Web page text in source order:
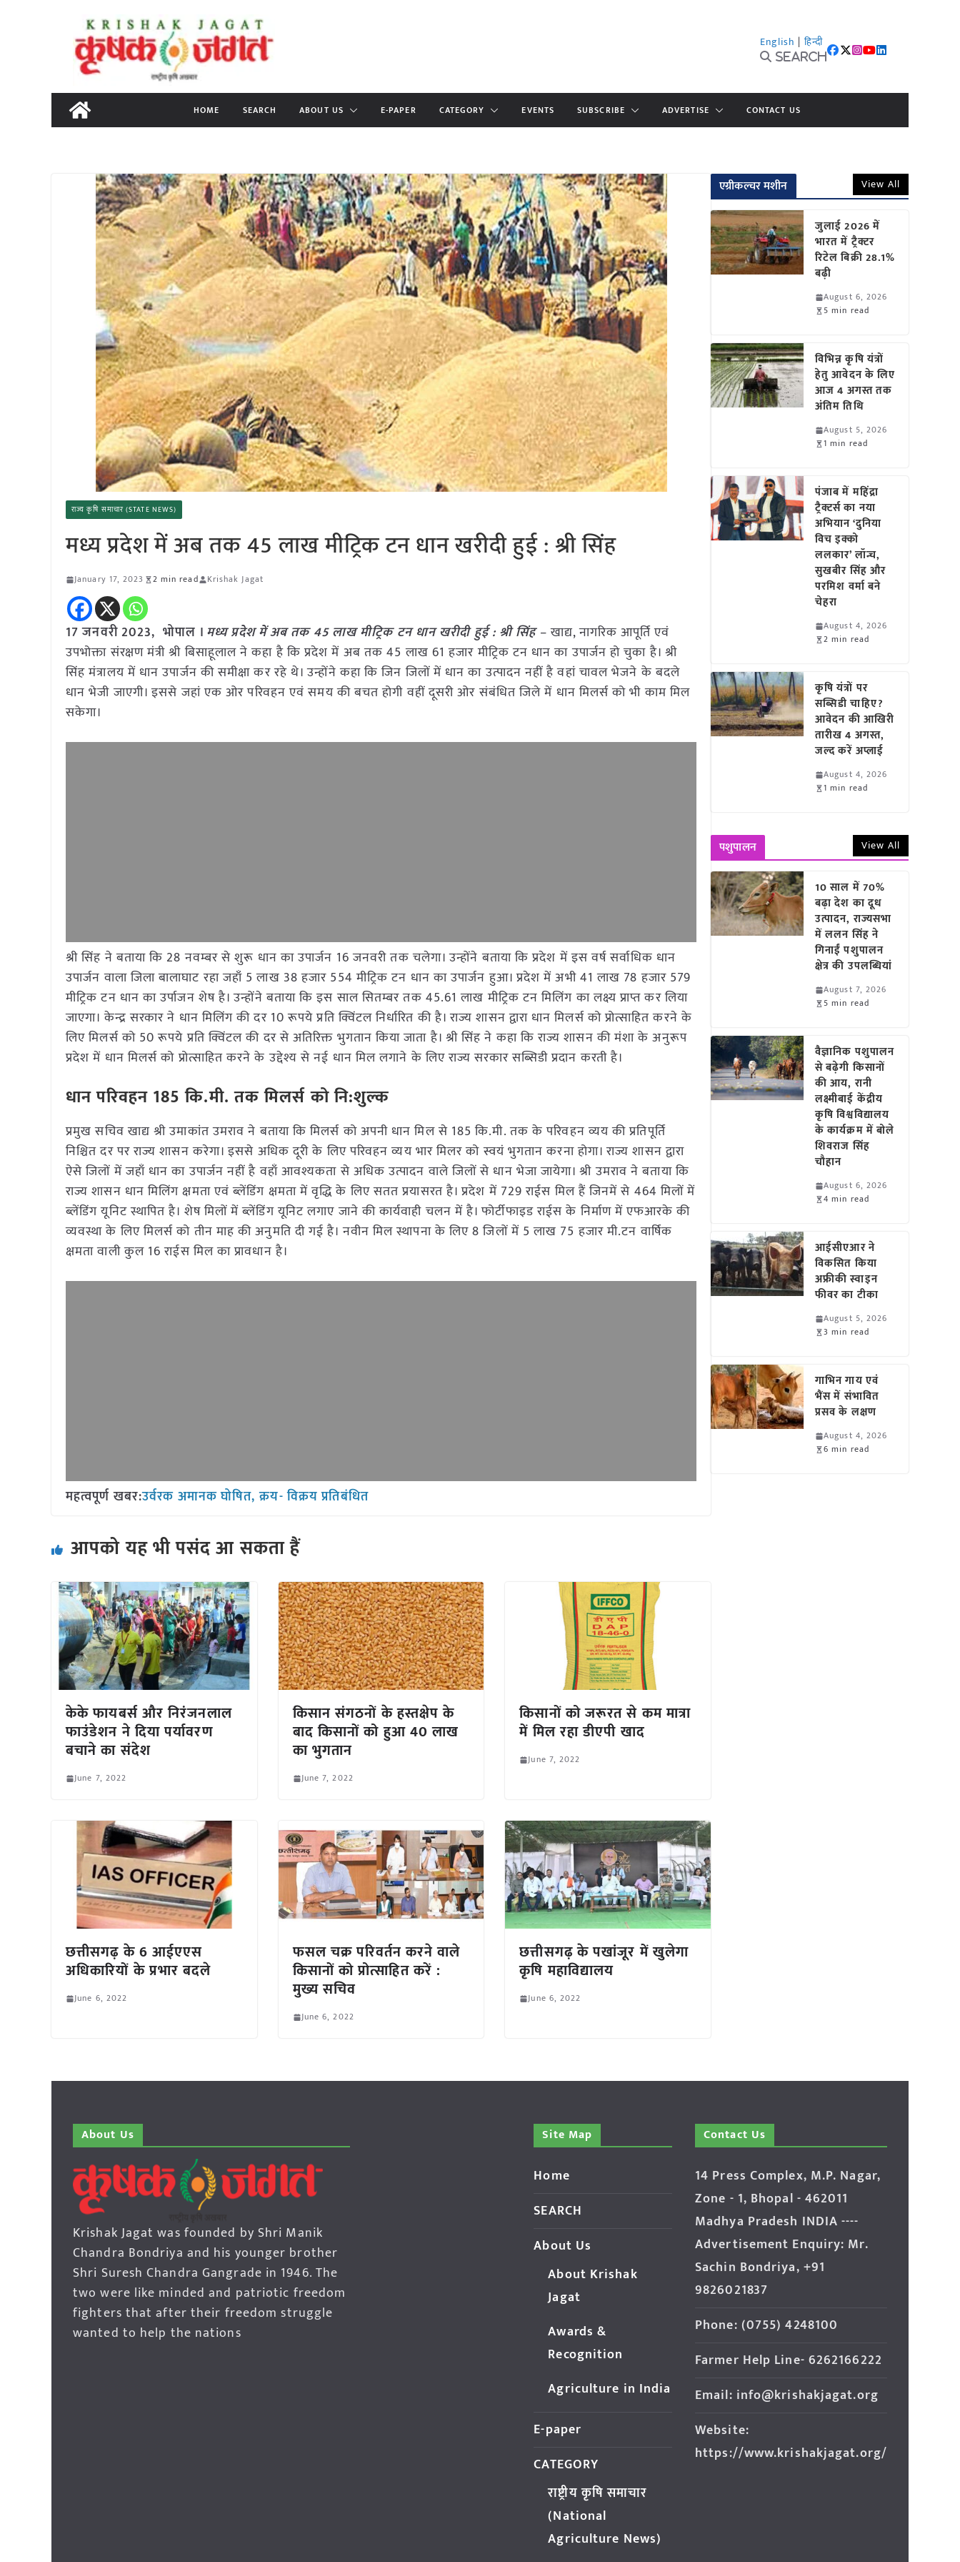
content
English | हिन्दी
Search
HOME SEARCH ABOUT US E-PAPER CATEGORY EVENTS SUBSCRIBE ADVERTISE CONTACT US
राज्य कृषि समाचार (STATE NEWS)
मध्य प्रदेश में अब तक 45 लाख मीट्रिक टन धान खरीदी हुई : श्री सिंह
January 17, 2023 2 min read Krishak Jagat
17 जनवरी 2023, भोपाल । मध्य प्रदेश में अब तक 45 लाख मीट्रिक टन धान खरीदी हुई : श्री सिंह– खाद्य, नागरिक आपूर्ति एवं
उपभोक्ता संरक्षण मंत्री श्री बिसाहूलाल ने कहा है कि प्रदेश में अब तक 45 लाख 61 हजार मीट्रिक टन धान का उपार्जन हो चुका है। श्री
सिंह मंत्रालय में धान उपार्जन की समीक्षा कर रहे थे। उन्होंने कहा कि जिन जिलों में धान का उत्पादन नहीं है वहां चावल भेजने के बदले
धान भेजी जाएगी। इससे जहां एक ओर परिवहन एवं समय की बचत होगी वहीं दूसरी ओर संबंधित जिले में धान मिलर्स को भी काम मिल
सकेगा।
श्री सिंह ने बताया कि 28 नवम्बर से शुरू धान का उपार्जन 16 जनवरी तक चलेगा। उन्होंने बताया कि प्रदेश में इस वर्ष सर्वाधिक धान
उपार्जन वाला जिला बालाघाट रहा जहाँ 5 लाख 38 हजार 554 मीट्रिक टन धान का उपार्जन हुआ। प्रदेश में अभी 41 लाख 78 हजार 579
मीट्रिक टन धान का उर्पाजन शेष है। उन्होंने बताया कि इस साल सितम्बर तक 45.61 लाख मीट्रिक टन मिलिंग का लक्ष्य प्राप्त कर लिया
जाएगा। केन्द्र सरकार ने धान मिलिंग की दर 10 रूपये प्रति क्विंटल निर्धारित की है। राज्य शासन द्वारा धान मिलर्स को प्रोत्साहित करने के
लिए मिलर्स को 50 रूपये प्रति क्विंटल की दर से अतिरिक्त भुगतान किया जाता है। श्री सिंह ने कहा कि राज्य शासन की मंशा के अनुरूप
प्रदेश में धान मिलर्स को प्रोत्साहित करने के उद्देश्य से नई धान मिल लगाने के लिए राज्य सरकार सब्सिडी प्रदान करती है।
धान परिवहन 185 कि.मी. तक मिलर्स को नि:शुल्क
प्रमुख सचिव खाद्य श्री उमाकांत उमराव ने बताया कि मिलर्स को अपनी धान मिल से 185 कि.मी. तक के परिवहन व्यय की प्रतिपूर्ति
निश्चित दर पर राज्य शासन करेगा। इससे अधिक दूरी के लिए परिवहन व्यय भार मिलर को स्वयं भुगतान करना होगा। राज्य शासन द्वारा
ऐसे जिलों में जहाँ धान का उपार्जन नहीं है वहाँ आवश्यकता से अधिक उत्पादन वाले जिलों से धान भेजा जायेगा। श्री उमराव ने बताया कि
राज्य शासन धान मिलिंग क्षमता एवं ब्लेंडिंग क्षमता में वृद्धि के लिए सतत प्रयासरत है। प्रदेश में 729 राईस मिल हैं जिनमें से 464 मिलों में
ब्लेंडिंग यूनिट स्थापित है। शेष मिलों में ब्लेंडिंग यूनिट लगाए जाने की कार्यवाही चलन में है। फोर्टीफाइड राईस के निर्माण में एफआरके की
व्यवस्था के लिए मिलर्स को तीन माह की अनुमति दी गई है। नवीन मिल स्थापना के लिए 8 जिलों में 5 लाख 75 हजार मी.टन वार्षिक
क्षमता वाली कुल 16 राईस मिल का प्रावधान है।
महत्वपूर्ण खबर:उर्वरक अमानक घोषित, क्रय- विक्रय प्रतिबंधित
आपको यह भी पसंद आ सकता हैं
केके फायबर्स और निरंजनलाल
फाउंडेशन ने दिया पर्यावरण
बचाने का संदेश
June 7, 2022
किसान संगठनों के हस्तक्षेप के
बाद किसानों को हुआ 40 लाख
का भुगतान
June 7, 2022
किसानों को जरूरत से कम मात्रा
में मिल रहा डीएपी खाद
June 7, 2022
छत्तीसगढ़ के 6 आईएएस
अधिकारियों के प्रभार बदले
June 6, 2022
फसल चक्र परिवर्तन करने वाले
किसानों को प्रोत्साहित करें :
मुख्य सचिव
June 6, 2022
छत्तीसगढ़ के पखांजूर में खुलेगा
कृषि महाविद्यालय
June 6, 2022
एग्रीकल्चर मशीन View All
जुलाई 2026 में
भारत में ट्रैक्टर
रिटेल बिक्री 28.1%
बढ़ी
August 6, 2026
5 min read
विभिन्न कृषि यंत्रों
हेतु आवेदन के लिए
आज 4 अगस्त तक
अंतिम तिथि
August 5, 2026
1 min read
पंजाब में महिंद्रा
ट्रैक्टर्स का नया
अभियान ‘दुनिया
विच इक्को
ललकार’ लॉन्च,
सुखबीर सिंह और
परमिश वर्मा बने
चेहरा
August 4, 2026
2 min read
कृषि यंत्रों पर
सब्सिडी चाहिए?
आवेदन की आखिरी
तारीख 4 अगस्त,
जल्द करें अप्लाई
August 4, 2026
1 min read
पशुपालन View All
10 साल में 70%
बढ़ा देश का दूध
उत्पादन, राज्यसभा
में ललन सिंह ने
गिनाईं पशुपालन
क्षेत्र की उपलब्धियां
August 7, 2026
5 min read
वैज्ञानिक पशुपालन
से बढ़ेगी किसानों
की आय, रानी
लक्ष्मीबाई केंद्रीय
कृषि विश्वविद्यालय
के कार्यक्रम में बोले
शिवराज सिंह
चौहान
August 6, 2026
4 min read
आईसीएआर ने
विकसित किया
अफ्रीकी स्वाइन
फीवर का टीका
August 5, 2026
3 min read
गाभिन गाय एवं
भैंस में संभावित
प्रसव के लक्षण
August 4, 2026
6 min read
About Us
Krishak Jagat was founded by Shri Manik
Chandra Bondriya and his younger brother
Shri Suresh Chandra Gangrade in 1946. The
two were like minded and patriotic freedom
fighters that after their freedom struggle
wanted to help the nations
Site Map
Home
SEARCH
About Us
About Krishak
Jagat
Awards &
Recognition
Agriculture in India
E-paper
CATEGORY
राष्ट्रीय कृषि समाचार
(National
Agriculture News)
Contact Us
14 Press Complex, M.P. Nagar,
Zone - 1, Bhopal - 462011
Madhya Pradesh INDIA ----
Advertisement Enquiry: Mr.
Sachin Bondriya, +91
9826021837
Phone: (0755) 4248100
Farmer Help Line- 6262166222
Email: info@krishakjagat.org
Website:
https://www.krishakjagat.org/